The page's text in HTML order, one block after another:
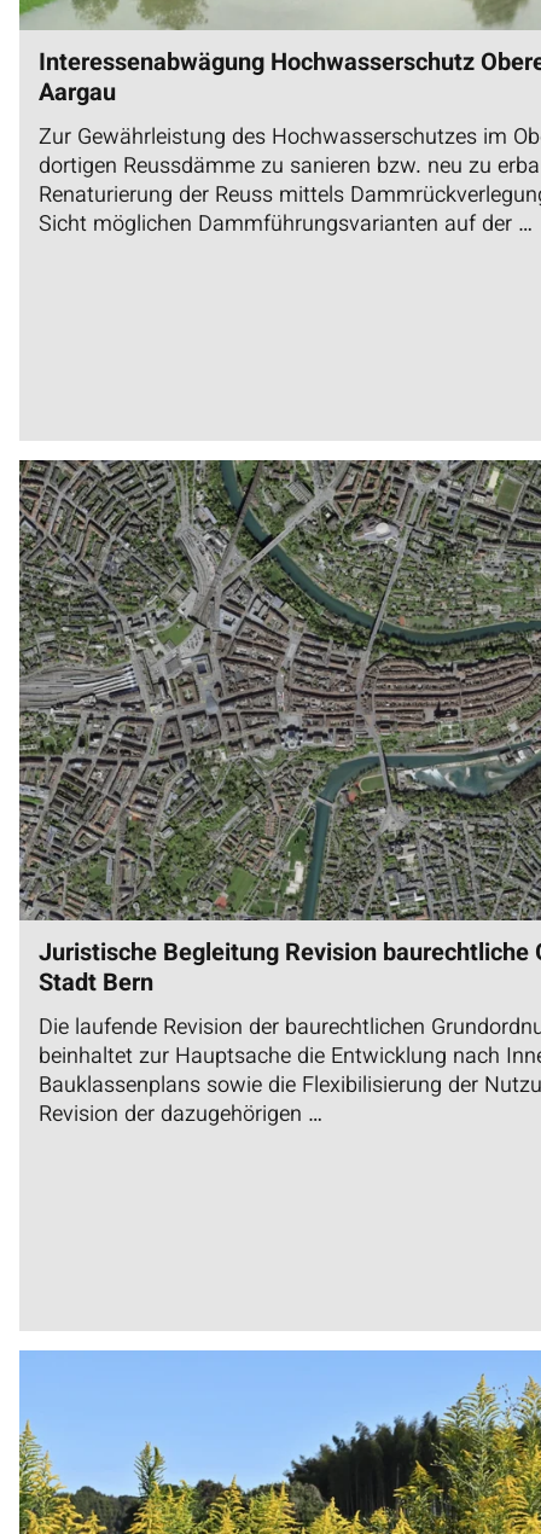
Interessenabwägung Hochwasserschutz
Aargau
Zur Gewährleistung des Hochwasserschutzes im
dortigen Reussdämme zu sanieren bzw. neu zu
Renaturierung der Reuss mittels
Sicht möglichen Dammführungsvarianten auf der …
Juristische Begleitung Revision baurechtliche
Stadt Bern
Die laufende Revision der baurechtlichen
beinhaltet zur Hauptsache die Entwicklung nach
Bauklassenplans sowie die Flexibilisierung der
Revision der dazugehörigen …